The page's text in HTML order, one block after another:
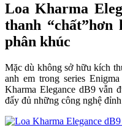
Loa Kharma
thanh “chất”hơn
phân khúc
Mặc dù không sở hữu kích
anh em trong series
Kharma Elegance dB9 vẫn
đẩy đủ những công nghệ